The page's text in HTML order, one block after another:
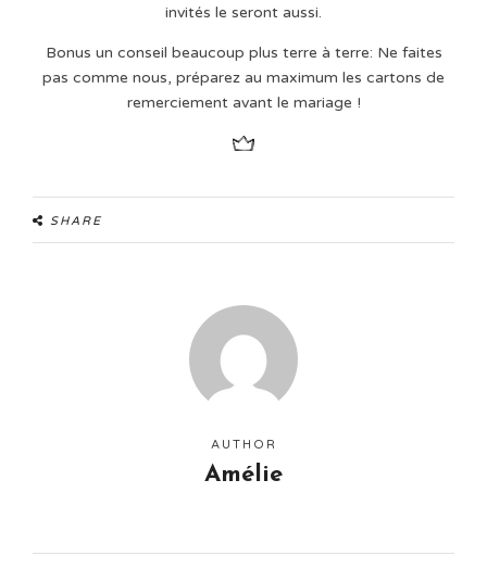
invités le seront aussi.
Bonus un conseil beaucoup plus terre à terre: Ne faites
pas comme nous, préparez au maximum les cartons de
remerciement avant le mariage !
SHARE
AUTHOR
Amélie